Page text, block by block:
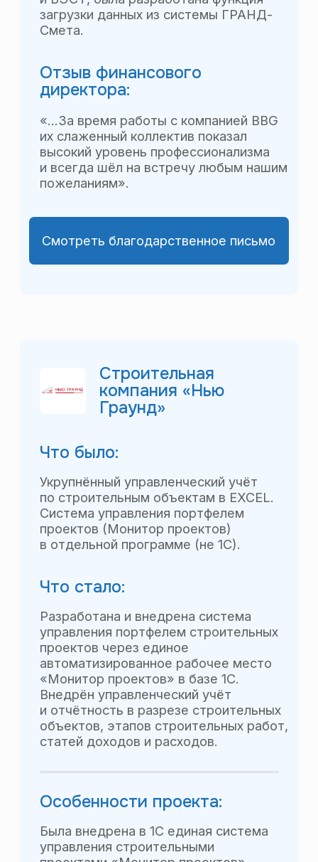
Что было:
Что стало:
Система управления портфелем
проектов (Монитор проектов)
в отдельной программе (не 1С).
Разработана и внедрена система
управления портфелем строительных
проектов через единое
автоматизированное рабочее место
«Монитор проектов» в базе 1С.
объектов, этапов строительных работ,
«Выражаем искреннюю благодарность
сотрудникам компании BBG
за проделанную работу и готовы
рекомендовать их для решения
и отчётности…»
Смотреть благодарственное письмо
Что было:
Что стало:
Особенности проекта:
Управленческий учёт полностью
вёлся в таблицах EXCEL, что
приводило к большим трудозатратам
по сбору фактических данных и
ошибкам в учёте.
Базы 1C: Бухгалтерия предприятия/
отчётность по всем направления
бизнеса группы компаний Демидыч.
«Демидыч»
Сеть автосалонов